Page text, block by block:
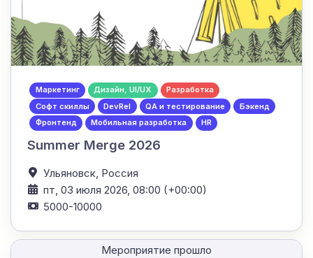
Маркетинг Дизайн, UI/UX
Разработка
Софт скиллы
DevRel QA и тестирование
Бэкенд
Фронтенд
Мобильная разработка HR
Summer Merge 2026
Ульяновск, Россия
пт, 03 июля 2026, 08:00 (+00:00)
5000-10000
Мероприятие прошло